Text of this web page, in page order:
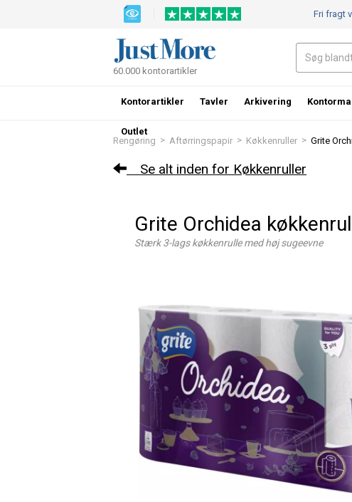
Rengøring > Aftørringspapir > Køkkenruller > Grite
Se alt inden for Køkkenruller
Grite Orchidea
Stærk 3-lags køkkenrulle med høj sugeevne
Fri fragt
60.000 kontorartikler
Kontorartikler Tavler Arkivering
Outlet